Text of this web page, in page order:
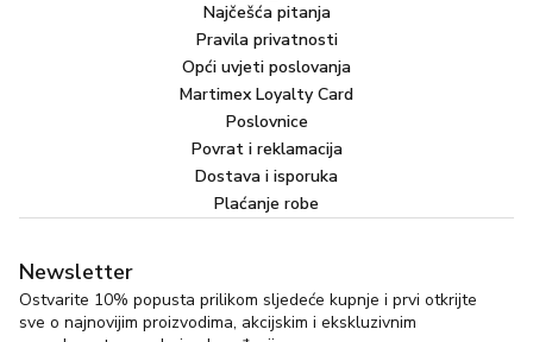
Najčešća pitanja
Pravila privatnosti
Opći uvjeti poslovanja
Martimex Loyalty Card
Poslovnice
Povrat i reklamacija
Dostava i isporuka
Plaćanje robe
Newsletter
Ostvarite 10% popusta prilikom sljedeće kupnje i prvi otkrijte
sve o najnovijim proizvodima, akcijskim i ekskluzivnim